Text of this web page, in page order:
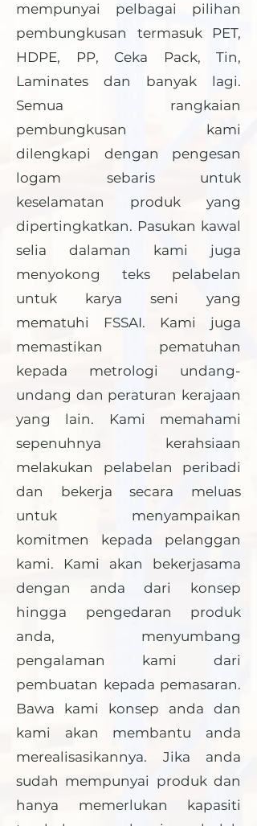
mempunyai pelbagai pilihan
pembungkusan termasuk PET,
HDPE, PP, Ceka Pack, Tin,
Laminates dan banyak lagi.
Semua rangkaian
pembungkusan kami
dilengkapi dengan pengesan
logam sebaris untuk
keselamatan produk yang
dipertingkatkan. Pasukan kawal
selia dalaman kami juga
menyokong teks pelabelan
untuk karya seni yang
mematuhi FSSAI. Kami juga
memastikan pematuhan
kepada metrologi undang-
undang dan peraturan kerajaan
yang lain. Kami memahami
sepenuhnya kerahsiaan
melakukan pelabelan peribadi
dan bekerja secara meluas
untuk menyampaikan
komitmen kepada pelanggan
kami. Kami akan bekerjasama
dengan anda dari konsep
hingga pengedaran produk
anda, menyumbang
pengalaman kami dari
pembuatan kepada pemasaran.
Bawa kami konsep anda dan
kami akan membantu anda
merealisasikannya. Jika anda
sudah mempunyai produk dan
hanya memerlukan kapasiti